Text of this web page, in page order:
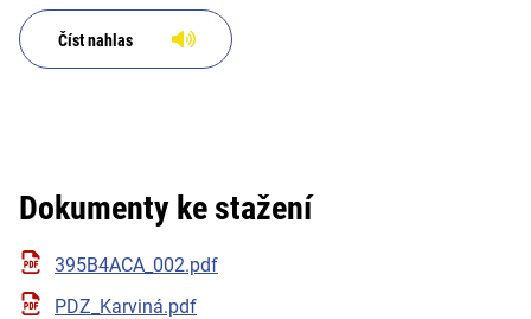
Číst nahlas
Dokumenty ke stažení
395B4ACA_002.pdf
PDZ_Karviná.pdf